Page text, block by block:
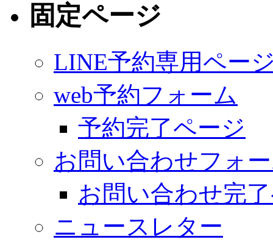
固定ページ
LINE予約専用ペー
web予約フォーム
予約完了ページ
お問い合わせフォ
お問い合わせ完
ニュースレター